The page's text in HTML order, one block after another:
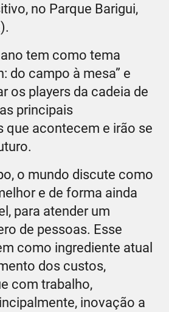
no Parque Barigui,
tem como tema
do campo à mesa” e
os players da cadeia de
principais
que acontecem e irão se
o mundo discute como
e de forma ainda
para atender um
de pessoas. Esse
como ingrediente atual
dos custos,
com trabalho,
inovação a